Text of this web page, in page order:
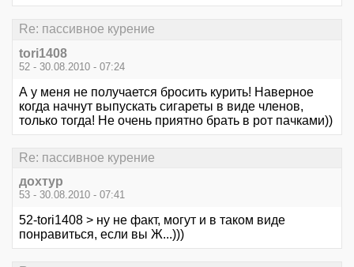
Re: пассивное курение
tori1408
52 - 30.08.2010 - 07:24
А у меня не получается бросить курить! Наверное
когда начнут выпускать сигареты в виде членов,
только тогда! Не очень приятно брать в рот пачками))
Re: пассивное курение
дохтур
53 - 30.08.2010 - 07:41
52-tori1408 > ну не факт, могут и в таком виде
понравиться, если вы Ж...)))